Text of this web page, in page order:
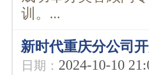
训。...
新时代重庆分公司
日期： 2024-10-10